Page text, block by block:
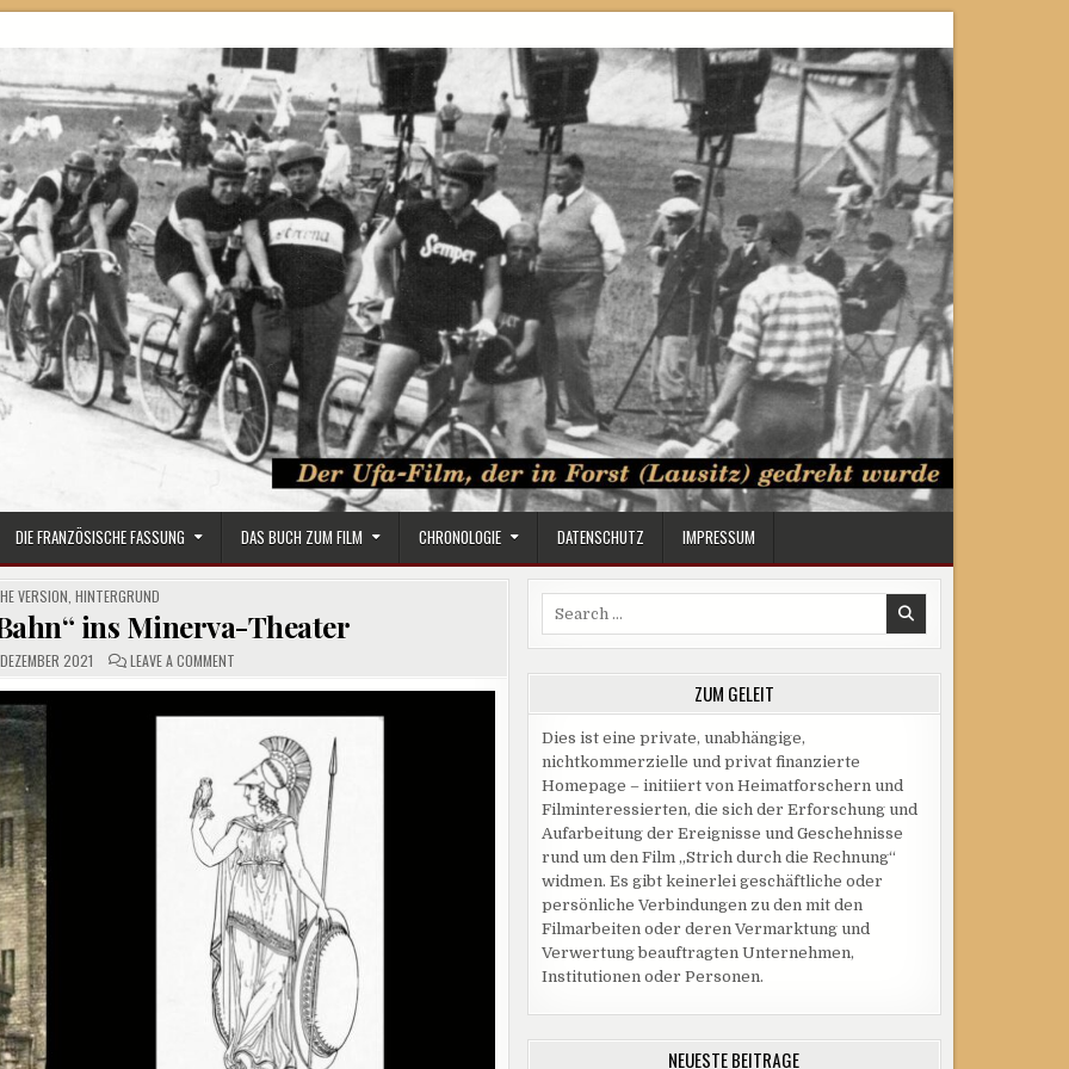
DIE FRANZÖSISCHE FASSUNG DAS BUCH ZUM FILM CHRONOLOGIE DATENSCHUTZ IMPRESSUM
VERSION, HINTERGRUND
ins Minerva-Theater
2021 LEAVE A COMMENT
DER
BAHN“
MINERVA-
THEATER
ZUM GELEIT
Dies ist eine private, unabhängige,
nichtkommerzielle und privat finanzierte
Homepage – initiiert von Heimatforschern und
Filminteressierten, die sich der Erforschung und
Aufarbeitung der Ereignisse und Geschehnisse
rund um den Film „Strich durch die Rechnung“
widmen. Es gibt keinerlei geschäftliche oder
persönliche Verbindungen zu den mit den
Filmarbeiten oder deren Vermarktung und
Verwertung beauftragten Unternehmen,
Institutionen oder Personen.
NEUESTE BEITRÄGE